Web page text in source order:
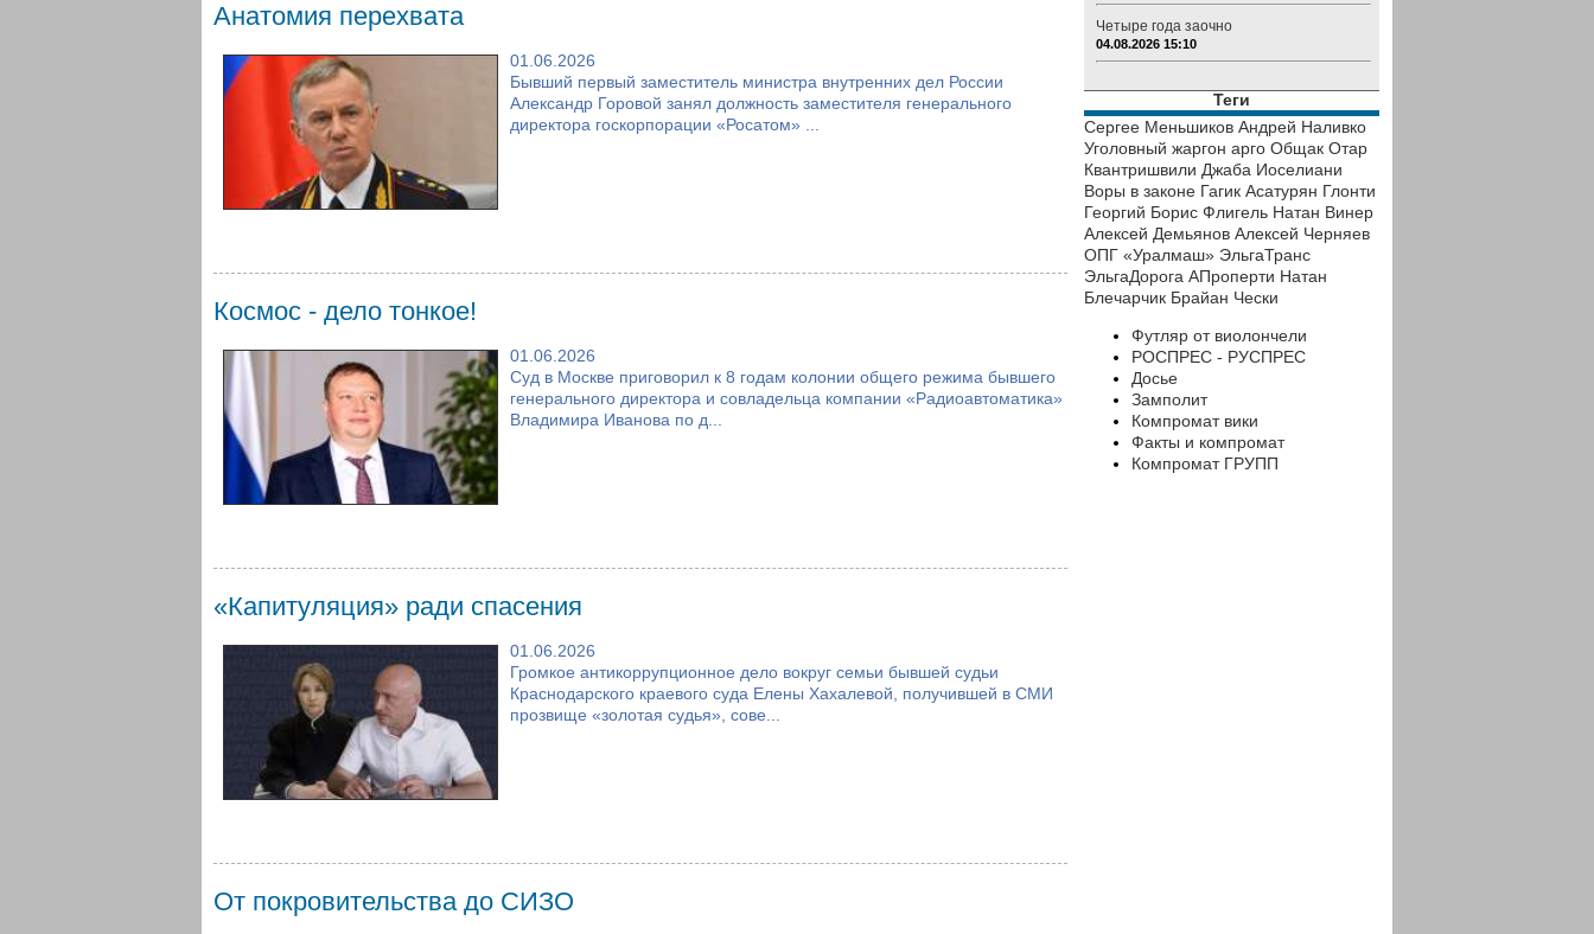
Анатомия перехвата
01.06.2026
Бывший первый заместитель министра внутренних дел России
Александр Горовой занял должность заместителя генерального
директора госкорпорации «Росатом» ...
Космос - дело тонкое!
01.06.2026
Суд в Москве приговорил к 8 годам колонии общего режима бывшего
генерального директора и совладельца компании «Радиоавтоматика»
Владимира Иванова по д...
«Капитуляция» ради спасения
01.06.2026
Громкое антикоррупционное дело вокруг семьи бывшей судьи
Краснодарского краевого суда Елены Хахалевой, получившей в СМИ
прозвище «золотая судья», сове...
От покровительства до СИЗО
Четыре года заочно
04.08.2026 15:10
Теги
Сергее Меньшиков Андрей Наливко
Уголовный жаргон арго Общак Отар
Квантришвили Джаба Иоселиани
Воры в законе Гагик Асатурян Глонти
Георгий Борис Флигель Натан Винер
Алексей Демьянов Алексей Черняев
ОПГ «Уралмаш» ЭльгаТранс
ЭльгаДорога АПроперти Натан
Блечарчик Брайан Чески
Футляр от виолончели
РОСПРЕС - РУСПРЕС
Досье
Замполит
Компромат вики
Факты и компромат
Компромат ГРУПП